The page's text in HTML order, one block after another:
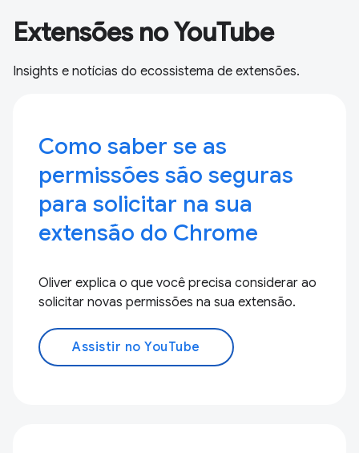
Extensões no YouTube
Insights e notícias do ecossistema de extensões.
Como saber se as
permissões são seguras
para solicitar na sua
extensão do Chrome
Oliver explica o que você precisa considerar ao
solicitar novas permissões na sua extensão.
Assistir no YouTube